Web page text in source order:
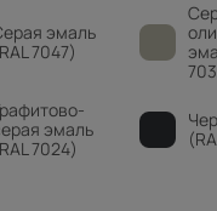
эмаль
7047)
эмаль
7024)